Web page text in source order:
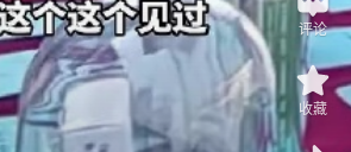
评论
收藏